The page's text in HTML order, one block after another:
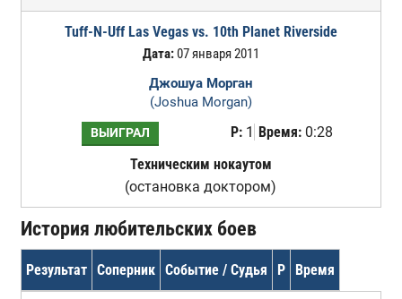
Tuff-N-Uff Las Vegas vs. 10th Planet Riverside
Дата:07 января 2011
Джошуа Морган
(Joshua Morgan)
ВЫИГРАЛ Р:1 Время:0:28
Техническим нокаутом
(остановка доктором)
История любительских боев
Результат Соперник Событие / Судья Р Время